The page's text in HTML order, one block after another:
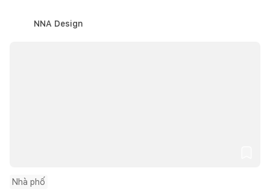
NNA Design
Nhà phố